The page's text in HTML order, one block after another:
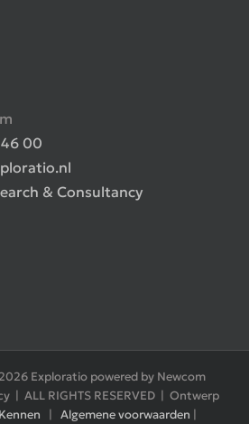
00
& Consultancy
2026 Exploratio powered by Newcom
| ALL RIGHTS RESERVED | Ontwerp
| Algemene voorwaarden |